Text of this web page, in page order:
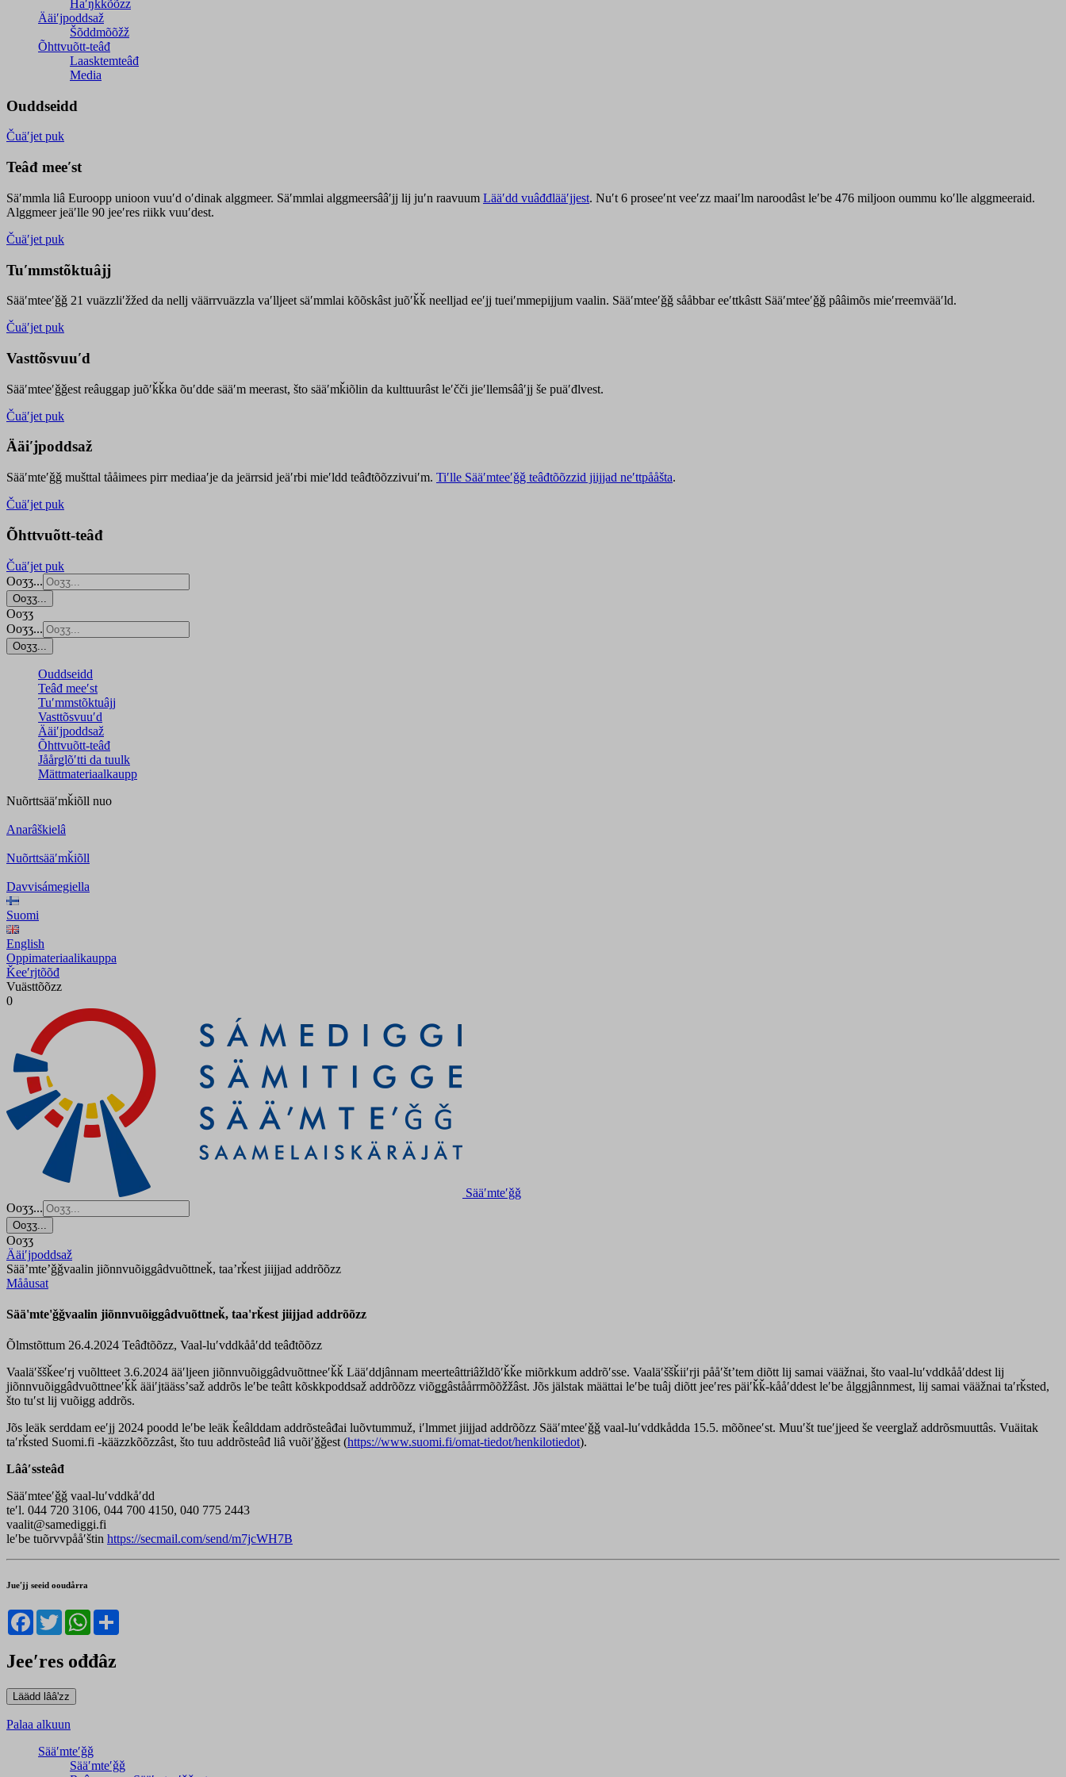
Haʹŋǩǩõõzz
Ääiʹjpoddsaž
Šõddmõõžž
Õhttvuõtt-teâđ
Laasktemteâđ
Media
Ouddseidd
Čuäʹjet puk
Teâđ meeʹst
Säʹmmla liâ Euroopp unioon vuuʹd oʹdinak alggmeer. Säʹmmlai alggmeersââʹjj lij juʹn raavuum Lääʹdd vuâđđlääʹjjest. Nuʹt 6 proseeʹnt veeʹzz maaiʹlm naroodâst leʹbe 476 miljoon oummu koʹlle alggmeeraid.
Alggmeer jeäʹlle 90 jeeʹres riikk vuuʹdest.
Čuäʹjet puk
Tuʹmmstõktuâjj
Sääʹmteeʹǧǧ 21 vuäzzliʹžžed da nellj väärrvuäzzla vaʹlljeet säʹmmlai kõõskâst juõʹǩǩ neelljad eeʹjj tueiʹmmepijjum vaalin. Sääʹmteeʹǧǧ sååbbar eeʹttkâstt Sääʹmteeʹǧǧ pââimõs mieʹrreemvääʹld.
Čuäʹjet puk
Vasttõsvuuʹd
Sääʹmteeʹǧǧest reâuggap juõʹǩǩka õuʹdde sääʹm meerast, što sääʹmǩiõlin da kulttuurâst leʹčči jieʹllemsââʹjj še puäʹđlvest.
Čuäʹjet puk
Ääiʹjpoddsaž
Sääʹmteʹǧǧ mušttal tååimees pirr mediaaʹje da jeärrsid jeäʹrbi mieʹldd teâđtõõzzivuiʹm. Tiʹlle Sääʹmteeʹǧǧ teâđtõõzzid jiijjad neʹttpååšta.
Čuäʹjet puk
Õhttvuõtt-teâđ
Čuäʹjet puk
Ooʒʒ...
Ooʒʒ...
Ooʒʒ
Ooʒʒ...
Ooʒʒ...
Ouddseidd
Teâđ meeʹst
Tuʹmmstõktuâjj
Vasttõsvuuʹd
Ääiʹjpoddsaž
Õhttvuõtt-teâđ
Jåårǥlõʹtti da tuulk
Mättmateriaalkaupp
Nuõrttsääʹmǩiõll nuo
Anarâškielâ
Nuõrttsääʹmǩiõll
Davvisámegiella
Suomi
English
Oppimateriaalikauppa
Ǩeeʹrjtõõđ
Vuästtõõzz
0
Sääʹmteʹǧǧ
Ooʒʒ...
Ooʒʒ...
Ooʒʒ
Ääiʹjpoddsaž
Sää’mte’ǧǧvaalin jiõnnvuõiggâdvuõttneǩ, taa’rǩest jiijjad addrõõzz
Mååusat
Sää'mte'ǧǧvaalin jiõnnvuõiggâdvuõttneǩ, taa'rǩest jiijjad addrõõzz
Õlmstõttum 26.4.2024 Teâđtõõzz, Vaal-luʹvddkååʹdd teâđtõõzz
Vaaläʹššǩeeʹrj vuõltteet 3.6.2024 ääʹljeen jiõnnvuõiggâdvuõttneeʹǩǩ Lääʹddjânnam meerteâttriâžldõʹǩǩe miõrkkum addrõʹsse. Vaaläʹššǩiiʹrji pååʹštʼtem diõtt lij samai vääžnai, što vaal-luʹvddkååʹddest lij
jiõnnvuõiggâdvuõttneeʹǩǩ ääiʹjtäässʼsaž addrõs leʹbe teâtt kõskkpoddsaž addrõõzz viõǥǥâståårrmõõžžâst. Jõs jälstak määttai leʹbe tuâj diõtt jeeʹres päiʹǩǩ-kååʹddest leʹbe ålggjânnmest, lij samai vääžnai taʹrǩsted,
što tuʹst lij vuõigg addrõs.
Jõs leäk serddam eeʹjj 2024 poodd leʹbe leäk ǩeâlddam addrõsteâđai luõvtummuž, iʹlmmet jiijjad addrõõzz Sääʹmteeʹǧǧ vaal-luʹvddkådda 15.5. mõõneeʹst. Muuʹšt tueʹjjeed še veerǥlaž addrõsmuuttâs. Vuäitak
taʹrǩsted Suomi.fi -kääzzkõõzzâst, što tuu addrõsteâđ liâ vuõiʹǧǧest (https://www.suomi.fi/omat-tiedot/henkilotiedot).
Lââʹssteâđ
Sääʹmteeʹǧǧ vaal-luʹvddkåʹdd
teʹl. 044 720 3106, 044 700 4150, 040 775 2443
vaalit@samediggi.fi
leʹbe tuõrvvpååʹštin https://secmail.com/send/m7jcWH7B
Jueʹjj seeid ooudårra
Facebook
TwitterWhatsApp
Jeeʹres ođđâz
Palaa alkuun
Sääʹmteʹǧǧ
Sääʹmteʹǧǧ